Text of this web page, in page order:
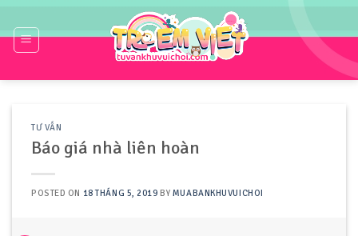
content
TƯ VẤN
Báo giá nhà liên hoàn
POSTED ON 18 THÁNG 5, 2019 BY MUABANKHUVUICHOI